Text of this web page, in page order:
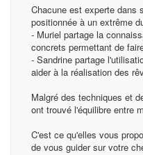
Chacune est experte dans
positionnée à un extrême
- Muriel partage la
concrets permettant de
- Sandrine partage
aider à la réalisation des
Malgré des techniques et
ont trouvé l'équilibre entre
C'est ce qu'elles vous
de vous guider sur votre